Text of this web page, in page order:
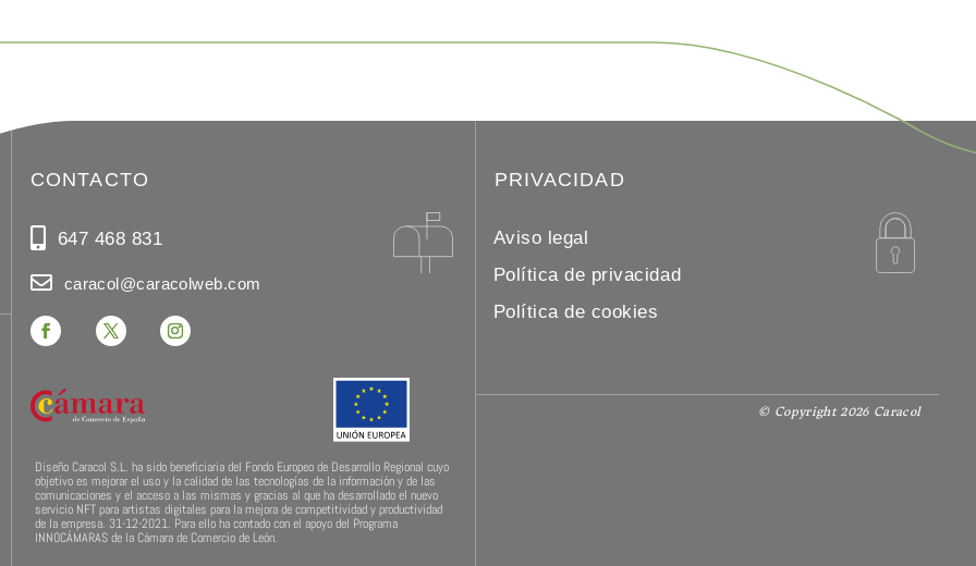
CONTACTO
647 468 831
caracol@caracolweb.com
Diseño Caracol S.L. ha sido beneficiaria del Fondo Europeo de Desarrollo Regional cuyo
objetivo es mejorar el uso y la calidad de las tecnologías de la información y de las
comunicaciones y el acceso a las mismas y gracias al que ha desarrollado el nuevo
servicio NFT para artistas digitales para la mejora de competitividad y productividad
de la empresa. 31-12-2021. Para ello ha contado con el apoyo del Programa
INNOCÁMARAS de la Cámara de Comercio de León.
PRIVACIDAD
Aviso legal
Política de privacidad
Política de cookies
© Copyright 2026 Caracol